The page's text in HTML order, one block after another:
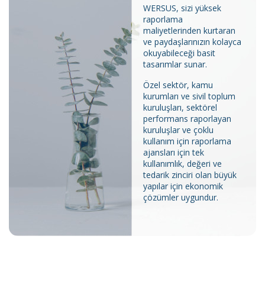
WERSUS, sizi yüksek
raporlama
maliyetlerinden kurtaran
ve paydaşlarınızın kolayca
okuyabileceği basit
tasarımlar sunar.
Özel sektör, kamu
kurumları ve sivil toplum
kuruluşları, sektörel
performans raporlayan
kuruluşlar ve çoklu
kullanım için raporlama
ajansları için tek
kullanımlık, değeri ve
tedarik zinciri olan büyük
yapılar için ekonomik
çözümler uygundur.